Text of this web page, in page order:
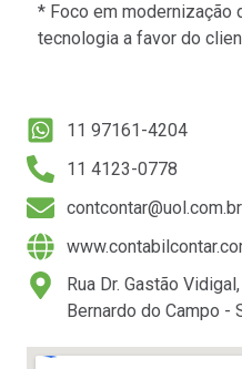
* Foco em modernização
tecnologia a favor do
11 97161-4204
11 4123-0778
contcontar@uol.com.br
Rua Dr. Gastão
Bernardo do Campo -